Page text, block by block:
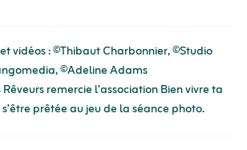
vidéos : ©Thibaut Charbonnier, ©Studio
©Adeline Adams
remercie l’associationBien vivre ta
prêtée au jeu de la séance photo.